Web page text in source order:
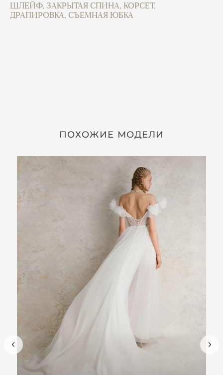
ШЛЕЙФ, ЗАКРЫТАЯ СПИНА, КОРСЕТ,
ДРАПИРОВКА, СЪЕМНАЯ ЮБКА
ПОХОЖИЕ МОДЕЛИ